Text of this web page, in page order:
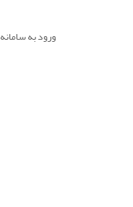
ورود به سامانه